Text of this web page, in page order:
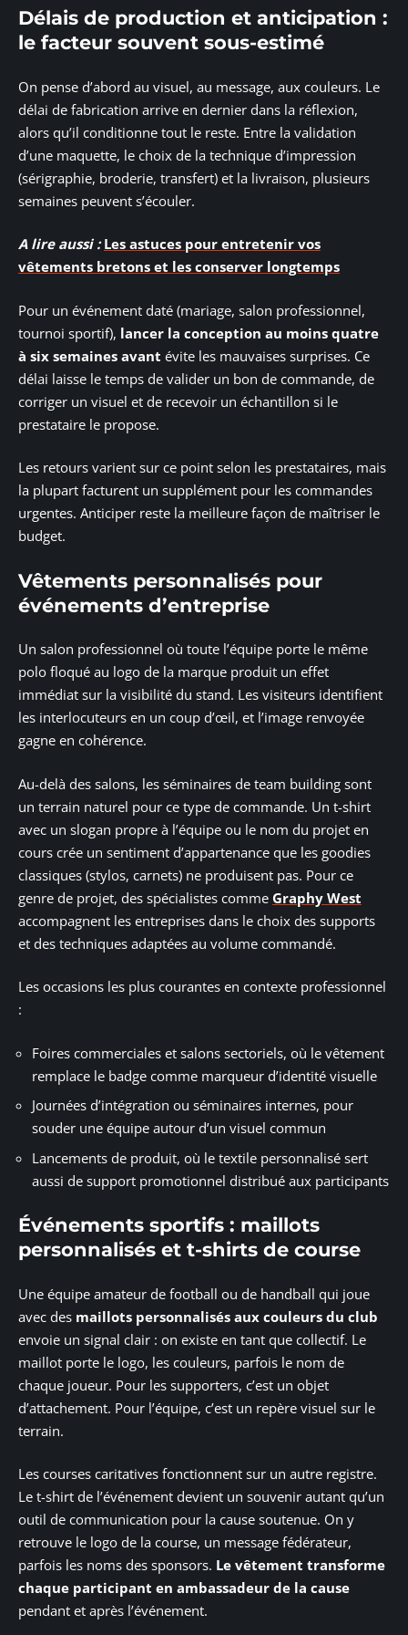
Délais de production et anticipation :
le facteur souvent sous-estimé
On pense d’abord au visuel, au message, aux couleurs. Le
délai de fabrication arrive en dernier dans la réflexion,
alors qu’il conditionne tout le reste. Entre la validation
d’une maquette, le choix de la technique d’impression
(sérigraphie, broderie, transfert) et la livraison, plusieurs
semaines peuvent s’écouler.
A lire aussi : Les astuces pour entretenir vos
vêtements bretons et les conserver longtemps
Pour un événement daté (mariage, salon professionnel,
tournoi sportif), lancer la conception au moins quatre
à six semaines avant évite les mauvaises surprises. Ce
délai laisse le temps de valider un bon de commande, de
corriger un visuel et de recevoir un échantillon si le
prestataire le propose.
Les retours varient sur ce point selon les prestataires, mais
la plupart facturent un supplément pour les commandes
urgentes. Anticiper reste la meilleure façon de maîtriser le
budget.
Vêtements personnalisés pour
événements d’entreprise
Un salon professionnel où toute l’équipe porte le même
polo floqué au logo de la marque produit un effet
immédiat sur la visibilité du stand. Les visiteurs identifient
les interlocuteurs en un coup d’œil, et l’image renvoyée
gagne en cohérence.
Au-delà des salons, les séminaires de team building sont
un terrain naturel pour ce type de commande. Un t-shirt
avec un slogan propre à l’équipe ou le nom du projet en
cours crée un sentiment d’appartenance que les goodies
classiques (stylos, carnets) ne produisent pas. Pour ce
genre de projet, des spécialistes comme Graphy West
accompagnent les entreprises dans le choix des supports
et des techniques adaptées au volume commandé.
Les occasions les plus courantes en contexte professionnel
:
Foires commerciales et salons sectoriels, où le vêtement
remplace le badge comme marqueur d’identité visuelle
Journées d’intégration ou séminaires internes, pour
souder une équipe autour d’un visuel commun
Lancements de produit, où le textile personnalisé sert
aussi de support promotionnel distribué aux participants
Événements sportifs : maillots
personnalisés et t-shirts de course
Une équipe amateur de football ou de handball qui joue
avec des maillots personnalisés aux couleurs du club
envoie un signal clair : on existe en tant que collectif. Le
maillot porte le logo, les couleurs, parfois le nom de
chaque joueur. Pour les supporters, c’est un objet
d’attachement. Pour l’équipe, c’est un repère visuel sur le
terrain.
Les courses caritatives fonctionnent sur un autre registre.
Le t-shirt de l’événement devient un souvenir autant qu’un
outil de communication pour la cause soutenue. On y
retrouve le logo de la course, un message fédérateur,
parfois les noms des sponsors. Le vêtement transforme
chaque participant en ambassadeur de la cause
pendant et après l’événement.